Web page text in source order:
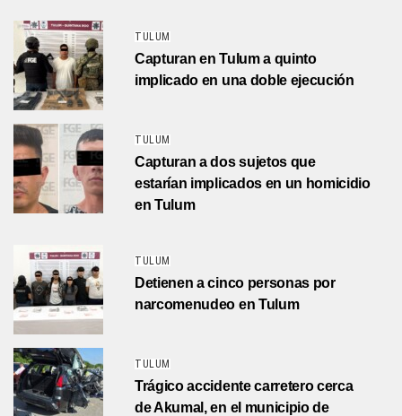
TULUM
Capturan en Tulum a quinto
implicado en una doble ejecución
TULUM
Capturan a dos sujetos que
estarían implicados en un homicidio
en Tulum
TULUM
Detienen a cinco personas por
narcomenudeo en Tulum
TULUM
Trágico accidente carretero cerca
de Akumal, en el municipio de